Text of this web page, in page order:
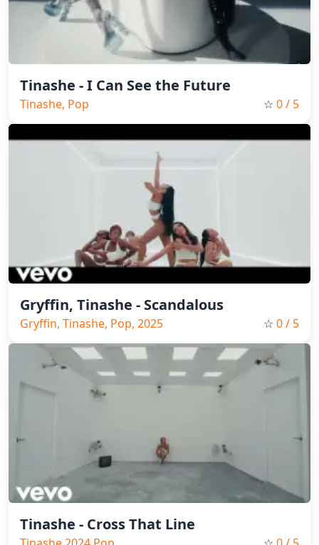
Tinashe - I Can See the Future
Tinashe, Pop ☆ 0/ 5
Gryffin, Tinashe - Scandalous
Gryffin, Tinashe, Pop, 2025 ☆ 0/ 5
Tinashe - Cross That Line